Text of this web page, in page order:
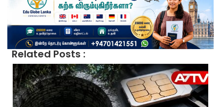
Related Posts :